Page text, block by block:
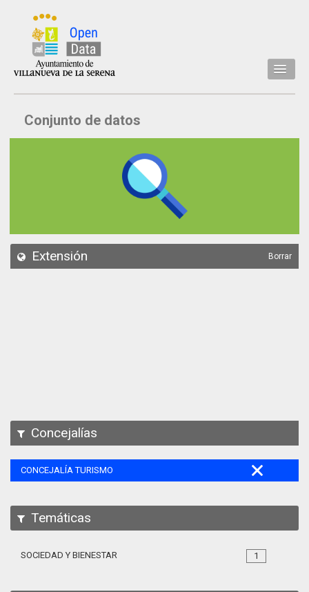
Inicio
Datos
API
Conjunto de datos
Extensión Borrar
Concejalías
CONCEJALÍA TURISMO
Temáticas
1
SOCIEDAD Y BIENESTAR